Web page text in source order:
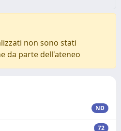
non sono stati
da parte dell'ateneo
ND
72